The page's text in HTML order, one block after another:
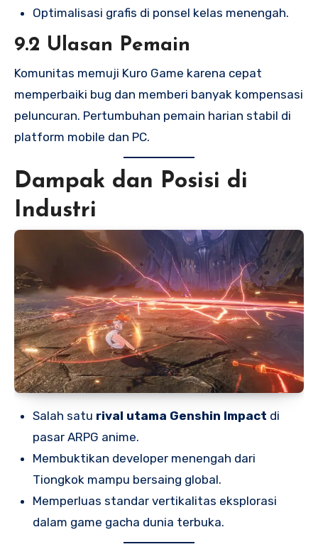
Optimalisasi grafis di ponsel kelas menengah.
9.2 Ulasan Pemain
Komunitas memuji Kuro Game karena cepat
memperbaiki bug dan memberi banyak kompensasi
peluncuran. Pertumbuhan pemain harian stabil di
platform mobile dan PC.
Dampak dan Posisi di
Industri
Salah satu rival utama Genshin Impact di
pasar ARPG anime.
Membuktikan developer menengah dari
Tiongkok mampu bersaing global.
Memperluas standar vertikalitas eksplorasi
dalam game gacha dunia terbuka.